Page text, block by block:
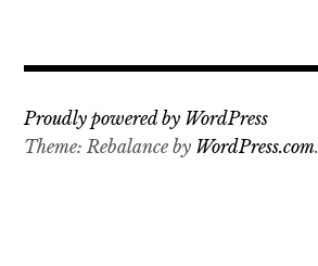
Proudly powered by WordPress
Theme: Rebalance by WordPress.com.